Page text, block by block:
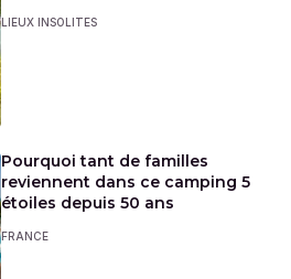
LIEUX INSOLITES
Pourquoi tant de familles
reviennent dans ce camping 5
étoiles depuis 50 ans
FRANCE